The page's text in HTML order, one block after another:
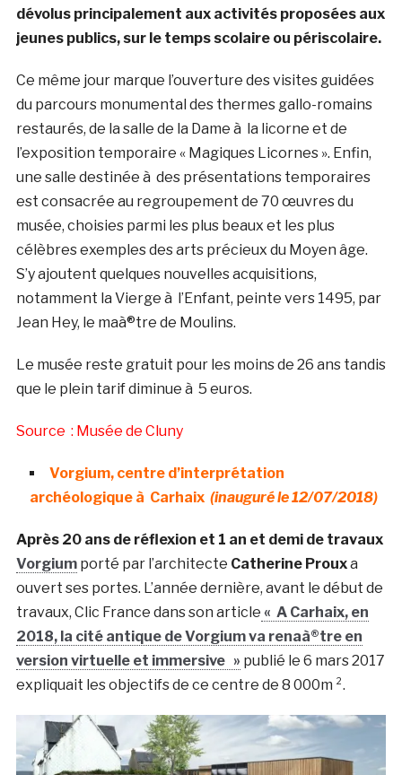
dévolus principalement aux activités proposées aux
jeunes publics, sur le temps scolaire ou périscolaire.
Ce même jour marque l’ouverture des visites guidées
du parcours monumental des thermes gallo-romains
restaurés, de la salle de la Dame à la licorne et de
l’exposition temporaire « Magiques Licornes ». Enfin,
une salle destinée à des présentations temporaires
est consacrée au regroupement de 70 œuvres du
musée, choisies parmi les plus beaux et les plus
célèbres exemples des arts précieux du Moyen âge.
S’y ajoutent quelques nouvelles acquisitions,
notamment la Vierge à l’Enfant, peinte vers 1495, par
Jean Hey, le maà®tre de Moulins.
Le musée reste gratuit pour les moins de 26 ans tandis
que le plein tarif diminue à 5 euros.
Source : Musée de Cluny
Vorgium, centre d’interprétation
archéologique à Carhaix (inauguré le 12/07/2018)
Après 20 ans de réflexion et 1 an et demi de travaux
Vorgiumporté par l’architecte Catherine Prouxa
ouvert ses portes. L’année dernière, avant le début de
travaux, Clic France dans son article « A Carhaix, en
2018, la cité antique de Vorgium va renaà®tre en
version virtuelle et immersive » publié le 6 mars 2017
expliquait les objectifs de ce centre de 8 000m ².